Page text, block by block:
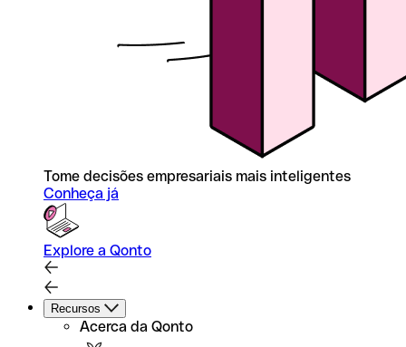
Tome decisões empresariais mais inteligentes
Conheça já
Explore a Qonto
Recursos
Acerca da Qonto